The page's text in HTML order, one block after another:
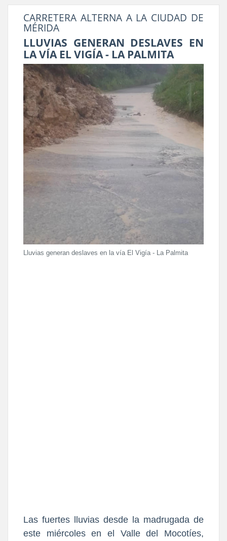
CARRETERA ALTERNA A LA CIUDAD DE
MÉRIDA
LLUVIAS GENERAN DESLAVES EN
LA VÍA EL VIGÍA - LA PALMITA
Lluvias generan deslaves en la vía El Vigía - La Palmita
Las fuertes lluvias desde la madrugada de
este miércoles en el Valle del Mocotíes,